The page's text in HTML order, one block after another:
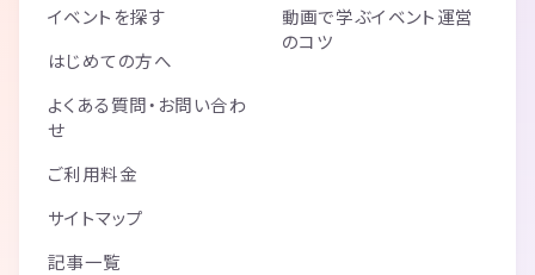
イベントを探す
はじめての方へ
よくある質問・お問い合わ
せ
ご利用料金
サイトマップ
記事一覧
動画で学ぶイベント運営
のコツ